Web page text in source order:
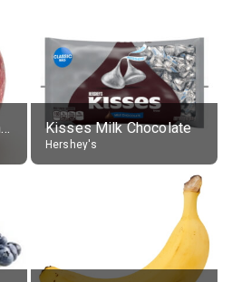
Manzanas, crudas, con piel Kisses Milk Chocolate
Hershey's